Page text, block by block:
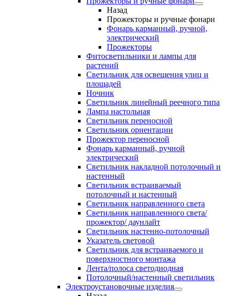
Назад
Прожекторы и ручные фонари
Фонарь карманный, ручной,
электрический
Прожекторы
Фитосветильники и лампы для
растений
Светильник для освещения улиц и
площадей
Ночник
Светильник линейный реечного типа
Лампа настольная
Светильник переносной
Светильник ориентации
Прожектор переносной
Фонарь карманный, ручной
электрический
Светильник накладной потолочный и
настенный
Светильник встраиваемый
потолочный и настенный
Светильник направленного света
Светильник направленного света/
прожектор/ даунлайт
Светильник настенно-потолочный
Указатель световой
Светильник для встраиваемого и
поверхностного монтажа
Лента/полоса светодиодная
Потолочный/настенный светильник
Электроустановочные изделия